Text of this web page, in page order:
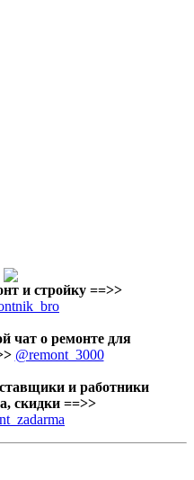
и стройку ==>>
чат о ремонте для
@remont_3000
и работники
скидки ==>>